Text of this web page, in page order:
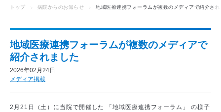
病院からのお知らせ
採用情報
メディア掲載
ニュースリリース
トップ 病院からのお知らせ 地域医療連携フォーラムが複数のメディアで紹介され
地域医療連携フォーラムが複数のメディアで
紹介されました
2026年02月24日
メディア掲載
2月21日（土）に当院で開催した 「地域医療連携フォーラム」 の様子